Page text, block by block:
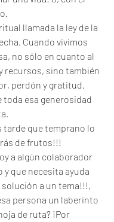
llamada la ley de la
Cuando vivimos
no sólo en cuanto al
recursos, sino también
perdón y gratitud.
toda esa generosidad
tarde que temprano lo
de frutos!!!
a algún colaborador
y que necesita ayuda
a un tema!!!,
persona un laberinto
de ruta? ¡Por